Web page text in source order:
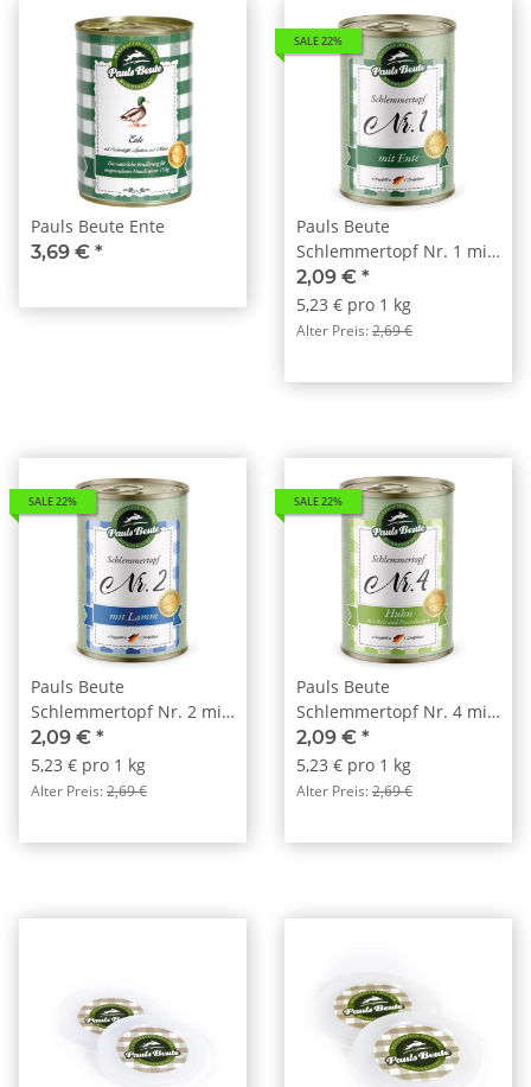
Pauls Beute Ente
3,69 € *
SALE 22%
Pauls Beute
Schlemmertopf Nr. 1 mit
Ente 400g
2,09 € *
5,23 € pro 1 kg
Alter Preis:2,69 €
SALE 22%
Pauls Beute
Schlemmertopf Nr. 2 mit
Lamm 400g
2,09 € *
5,23 € pro 1 kg
Alter Preis:2,69 €
SALE 22%
Pauls Beute
Schlemmertopf Nr. 4 mit
Huhn 400g
2,09 € *
5,23 € pro 1 kg
Alter Preis:2,69 €